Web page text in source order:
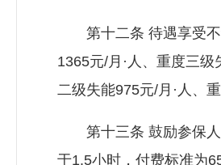
第十二条 待遇享受不
1365元/月·人、重度三
二级失能975元/月·人、
第十三条 鼓励参保人
于1.5小时，付费标准为